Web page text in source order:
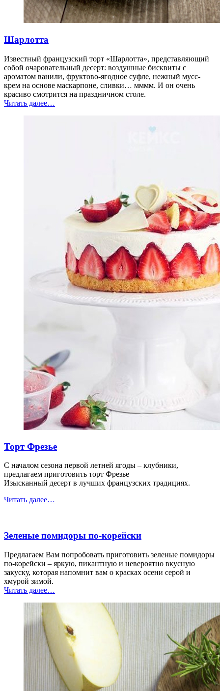
Шарлотта
Известный французский торт «Шарлотта», представляющий
собой очаровательный десерт: воздушные бисквиты с
ароматом ванили, фруктово-ягодное суфле, нежный мусс-
крем на основе маскарпоне, сливки… мммм. И он очень
красиво смотрится на праздничном столе.
Читать далее“Шарлотта”
…
Торт Фрезье
С началом сезона первой летней ягоды – клубники,
предлагаем приготовить торт Фрезье
Изысканный десерт в лучших французских традициях.
Читать далее“Торт
…
Зеленые помидоры по-корейски
Предлагаем Вам попробовать приготовить зеленые помидоры
по-корейски – яркую, пикантную и невероятно вкусную
закуску, которая напомнит вам о красках осени серой и
хмурой зимой.
Читать далее“Зеленые
по-
корейски”
…